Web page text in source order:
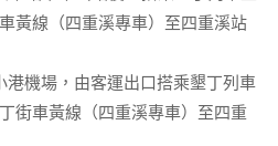
黃線（四重溪專車）至四重溪站
機場，由客運出口搭乘墾丁列車
街車黃線（四重溪專車）至四重